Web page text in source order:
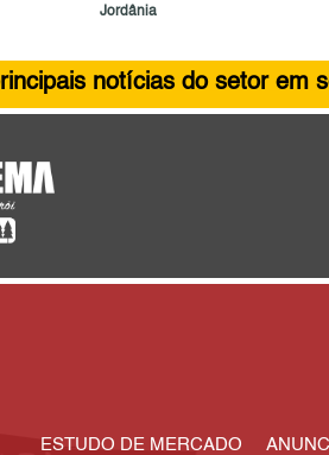
Jordânia
notícias do setor em
ESTUDO DE MERCADO